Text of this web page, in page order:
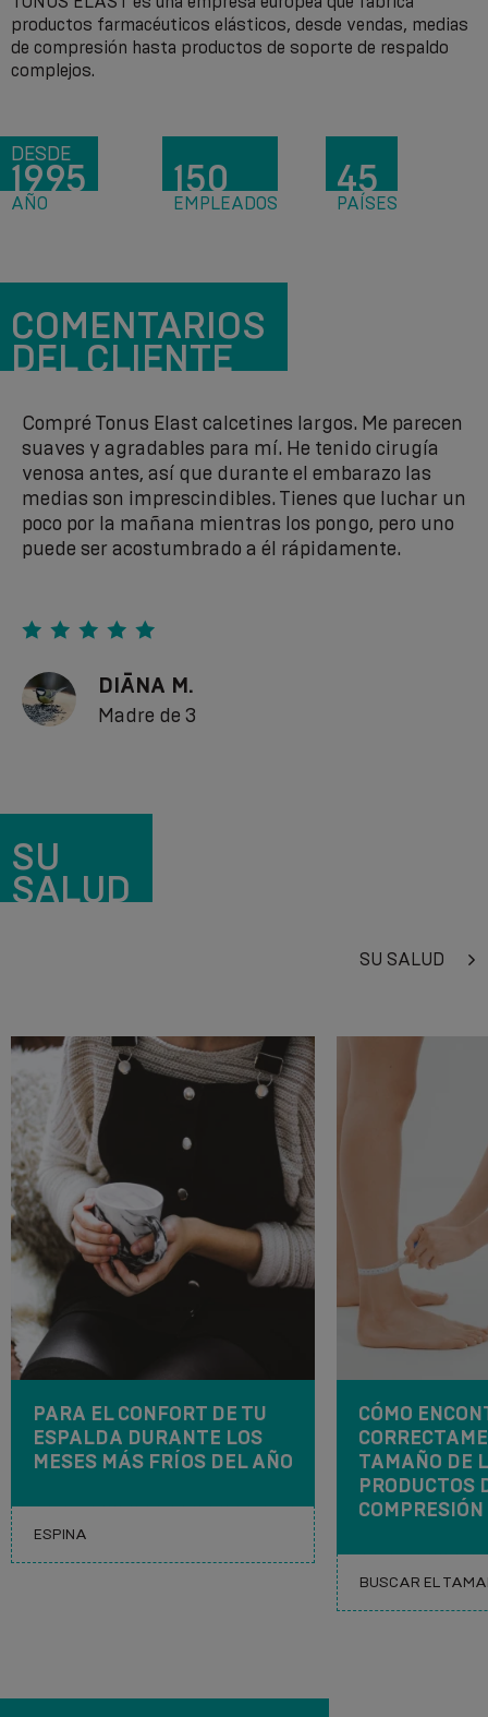
productos farmacéuticos elásticos, desde vendas, medias
de compresión hasta productos de soporte de respaldo
complejos.
DESDE
1995
AÑO
150
EMPLEADOS
45
PAÍSES
COMENTARIOS
DEL CLIENTE
Compré Tonus Elast calcetines largos. Me parecen
suaves y agradables para mí. He tenido cirugía
venosa antes, así que durante el embarazo las
medias son imprescindibles. Tienes que luchar un
poco por la mañana mientras los pongo, pero uno
puede ser acostumbrado a él rápidamente.
DIĀNA M.
Madre de 3
SU
SALUD
SU SALUD
PARA EL CONFORT DE TU
ESPALDA DURANTE LOS
MESES MÁS FRÍOS DEL AÑO
CÓMO
TAMAÑO DE
PRODUCTOS
COMPRESIÓN